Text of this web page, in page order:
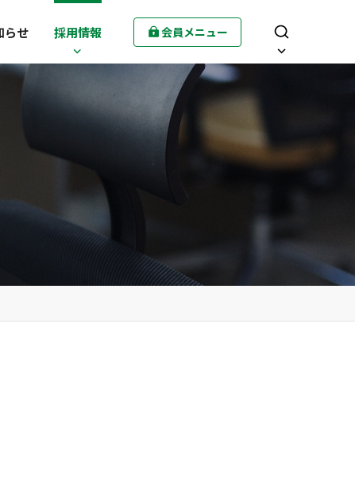
らせ 採用情報 会員メニュー